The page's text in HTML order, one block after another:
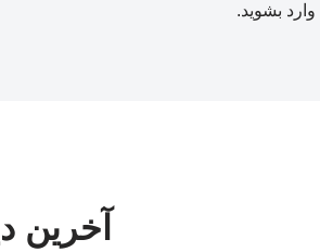
وارد بشوید.
آخرین